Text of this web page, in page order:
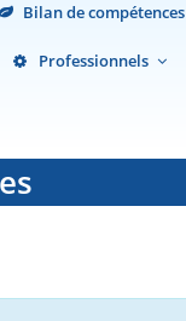
Bilan de compétences
Professionnels